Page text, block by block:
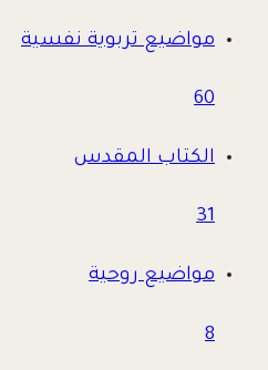
مواضيع تربوية نفسية
60
الكتاب المقدس
31
مواضيع روحية
8